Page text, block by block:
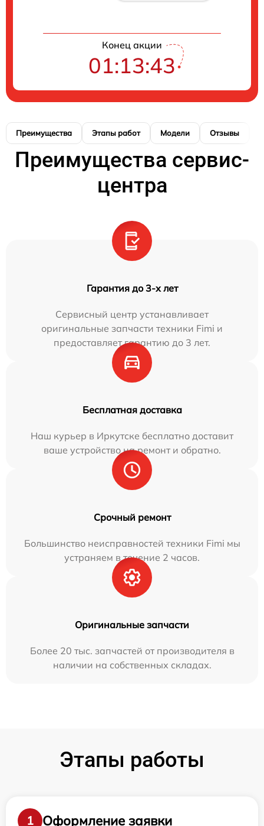
Конец акции
01:13:43
Преимущества Этапы работ Модели Отзывы
Преимущества сервис-
центра
Гарантия до 3-х лет
Сервисный центр устанавливает
оригинальные запчасти техники Fimi и
предоставляет гарантию до 3 лет.
Бесплатная доставка
Наш курьер в Иркутске бесплатно доставит
ваше устройство на ремонт и обратно.
Срочный ремонт
Большинство неисправностей техники Fimi мы
устраняем в течение 2 часов.
Оригинальные запчасти
Более 20 тыс. запчастей от производителя в
наличии на собственных складах.
Этапы работы
1 Оформление заявки